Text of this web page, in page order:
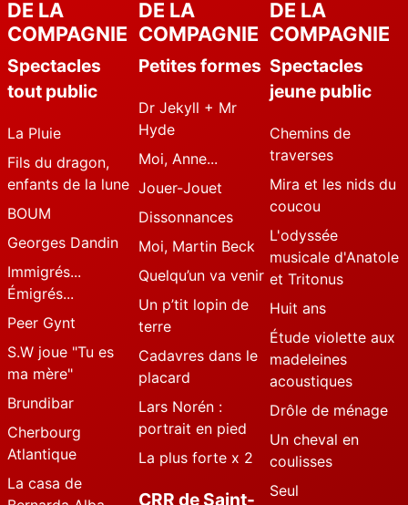
DE LA
COMPAGNIE
Spectacles
tout public
La Pluie
Fils du dragon,
enfants de la lune
BOUM
Georges Dandin
Immigrés...
Émigrés...
Peer Gynt
S.W joue "Tu es
ma mère"
Brundibar
Cherbourg
Atlantique
La casa de
DE LA
COMPAGNIE
Petites formes
Dr Jekyll + Mr
Hyde
Moi, Anne...
Jouer-Jouet
Dissonnances
Moi, Martin Beck
Quelqu’un va venir
Un p’tit lopin de
terre
Cadavres dans le
placard
Lars Norén :
portrait en pied
La plus forte x 2
CRR de Saint-
DE LA
COMPAGNIE
Spectacles
jeune public
Chemins de
traverses
Mira et les nids du
coucou
L'odyssée
musicale d'Anatole
et Tritonus
Huit ans
Étude violette aux
madeleines
acoustiques
Drôle de ménage
Un cheval en
coulisses
Seul